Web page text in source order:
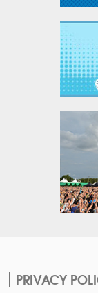
PRIVACY